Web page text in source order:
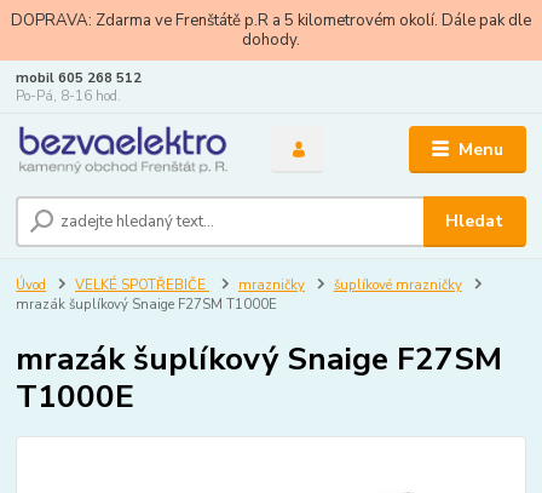
DOPRAVA: Zdarma ve Frenštátě p.R a 5 kilometrovém okolí. Dále pak dle
dohody.
Menu
Hledat
mobil 605 268 512
Po-Pá, 8-16 hod.
Úvod VELKÉ SPOTŘEBIČE mrazničky
šuplíkové mrazničky
mrazák šuplíkový Snaige F27SM T1000E
mrazák šuplíkový Snaige F27SM
T1000E